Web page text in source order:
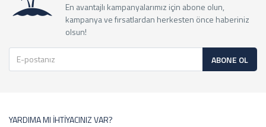
En avantajlı kampanyalarımız için abone olun,
kampanya ve fırsatlardan herkesten önce haberiniz
olsun!
ABONE OL
YARDIMA MI İHTİYACINIZ VAR?